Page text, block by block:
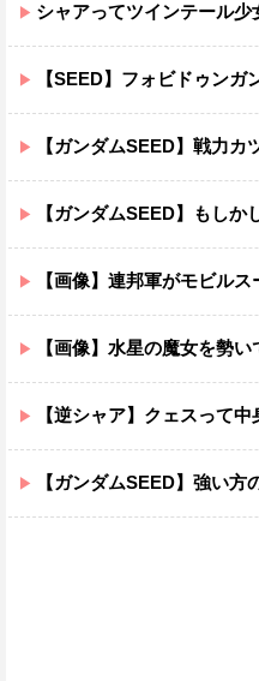
シャアってツインテール少女時
【SEED】フォビドゥンガンダム「ビーム弾きます、ビーム
【ガンダムSEED】戦力カツカツな序
【ガンダムSEED】もしかしてアスランって言
【画像】連邦軍がモビルスーツを開発
【画像】水星の魔女を勢いで見てて
【逆シャア】クェスって中身
【ガンダムSEED】強い方のオルガを